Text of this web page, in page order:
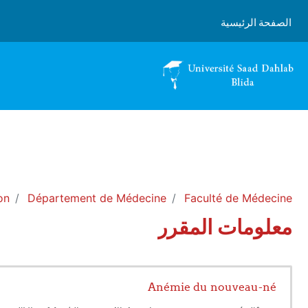
الصفحة الرئيسية
Faculté de Médecine
Département de Médecine
معلومات المقرر
Anémie du nouveau-né